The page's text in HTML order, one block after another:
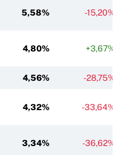
5,58% -15,20%
4,80% +3,67%
4,56% -28,75%
4,32% -33,64%
3,34% -36,62%